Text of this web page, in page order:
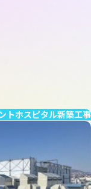
トホスピタル新築工事